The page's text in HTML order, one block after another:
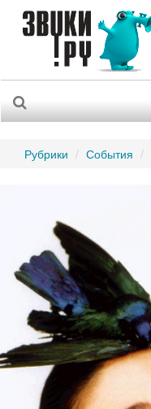
Рубрики События